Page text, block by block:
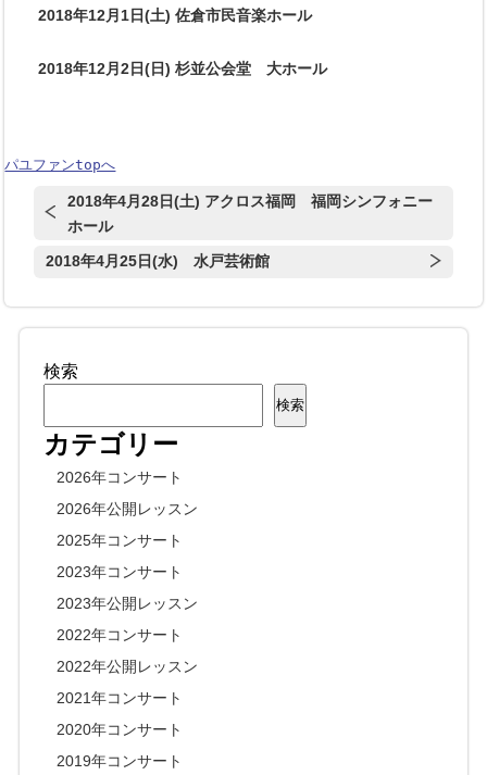
2018年12月1日(土) 佐倉市民音楽ホール
2018年12月2日(日) 杉並公会堂 大ホール
パユファンtopへ
2018年4月28日(土) アクロス福岡 福岡シンフォニー
ホール
2018年4月25日(水) 水戸芸術館
検索
検索
カテゴリー
2026年コンサート
2026年公開レッスン
2025年コンサート
2023年コンサート
2023年公開レッスン
2022年コンサート
2022年公開レッスン
2021年コンサート
2020年コンサート
2019年コンサート